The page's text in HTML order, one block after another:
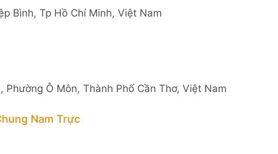
Bình, Tp Hồ Chí Minh, Việt Nam
Phường Ô Môn, Thành Phố Cần Thơ, Việt Nam
Nam Trực